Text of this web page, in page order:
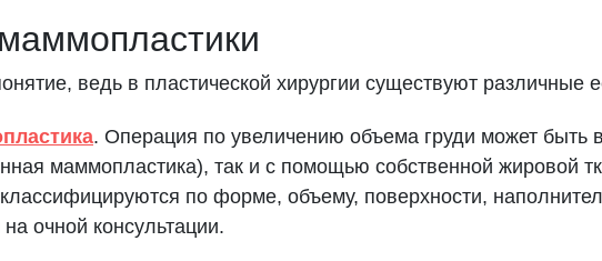
ведь в пластической хирургии существуют различные
. Операция по увеличению объема груди может быть
маммопластика), так и с помощью собственной жировой
по форме, объему, поверхности,
очной консультации.